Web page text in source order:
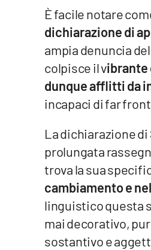
Calabriavisione
Destinazioni
È facile notare
dichiarazione di
ampia denuncia
colpisce il vibrante
dunque afflitti da
incapaci di far
La dichiarazione
prolungata
trova la sua
cambiamento e
linguistico questa
mai decorativo,
sostantivo e